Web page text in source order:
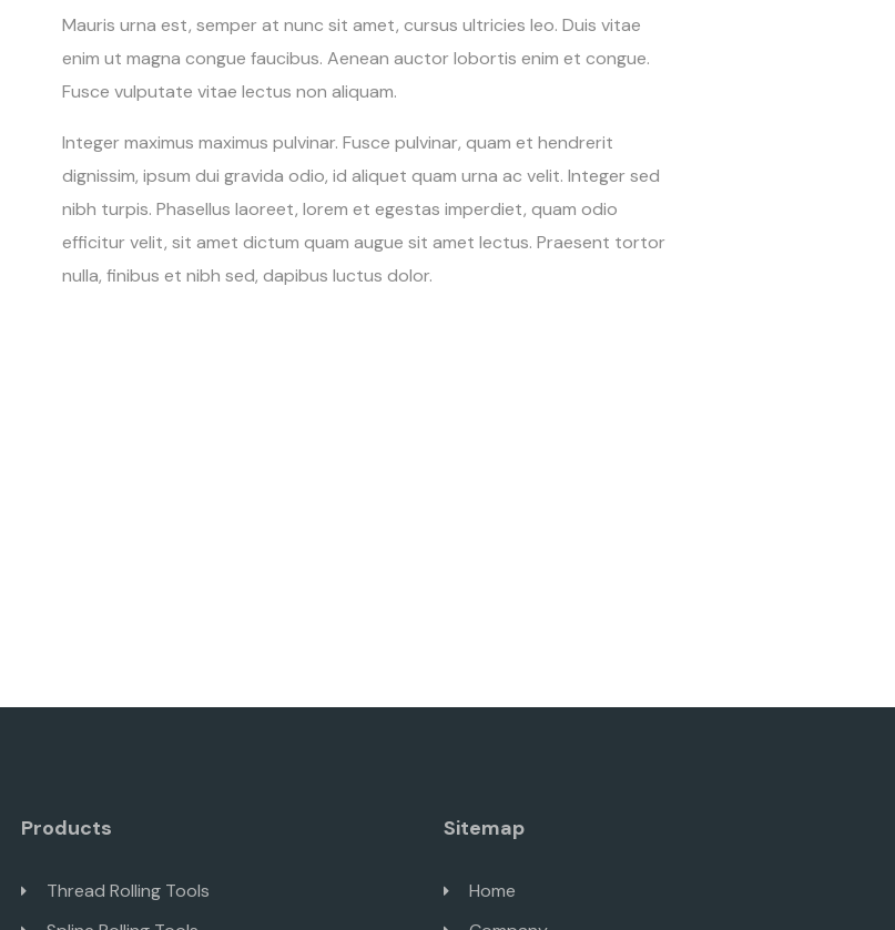
Mauris urna est, semper at nunc sit amet, cursus ultricies leo. Duis vitae
enim ut magna congue faucibus. Aenean auctor lobortis enim et congue.
Fusce vulputate vitae lectus non aliquam.
Integer maximus maximus pulvinar. Fusce pulvinar, quam et hendrerit
dignissim, ipsum dui gravida odio, id aliquet quam urna ac velit. Integer sed
nibh turpis. Phasellus laoreet, lorem et egestas imperdiet, quam odio
efficitur velit, sit amet dictum quam augue sit amet lectus. Praesent tortor
nulla, finibus et nibh sed, dapibus luctus dolor.
Products
Thread Rolling Tools
Sitemap
Home